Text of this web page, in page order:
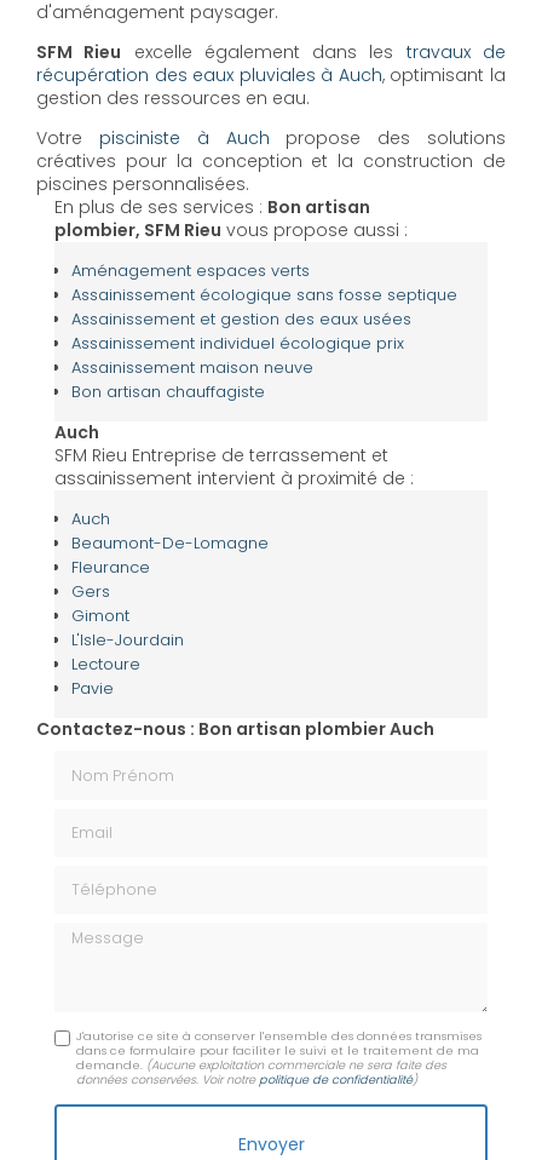
d'aménagement paysager.
SFM Rieu excelle également dans les travaux de
récupération des eaux pluviales à Auch, optimisant la
gestion des ressources en eau.
Votre pisciniste à Auch propose des solutions
créatives pour la conception et la construction de
piscines personnalisées.
En plus de ses services : Bon artisan
plombier, SFM Rieu vous propose aussi :
Aménagement espaces verts
Assainissement écologique sans fosse septique
Assainissement et gestion des eaux usées
Assainissement individuel écologique prix
Assainissement maison neuve
Bon artisan chauffagiste
Auch
SFM Rieu Entreprise de terrassement et
assainissement intervient à proximité de :
Auch
Beaumont-De-Lomagne
Fleurance
Gers
Gimont
L'Isle-Jourdain
Lectoure
Pavie
Contactez-nous : Bon artisan plombier Auch
Message
J'autorise ce site à conserver l'ensemble des données transmises
dans ce formulaire pour faciliter le suivi et le traitement de ma
demande. (Aucune exploitation commerciale ne sera faite des
données conservées. Voir notrepolitique de confidentialité)